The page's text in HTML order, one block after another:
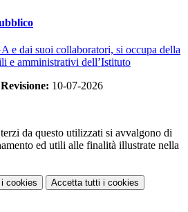
e dai suoi collaboratori, si occupa della
e amministrativi dell’Istituto
Revisione: 10-07-2026
da questo utilizzati si avvalgono di
ed utili alle finalità illustrate nella
i cookies Accetta tutti i cookies